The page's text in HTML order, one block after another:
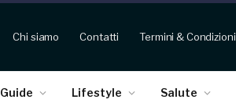
Chi siamo Contatti Termini & Condizioni
Guide Lifestyle Salute